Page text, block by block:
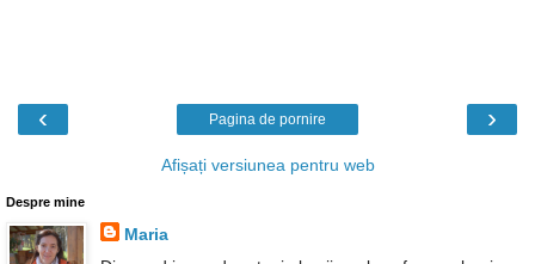
‹ ›
Pagina de pornire
Afișați versiunea pentru web
Despre mine
Maria